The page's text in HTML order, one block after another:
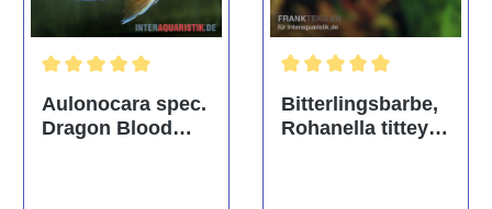
Aulonocara spec.
Dragon Blood
Bitterlingsbarbe,
Rohanella titteya,